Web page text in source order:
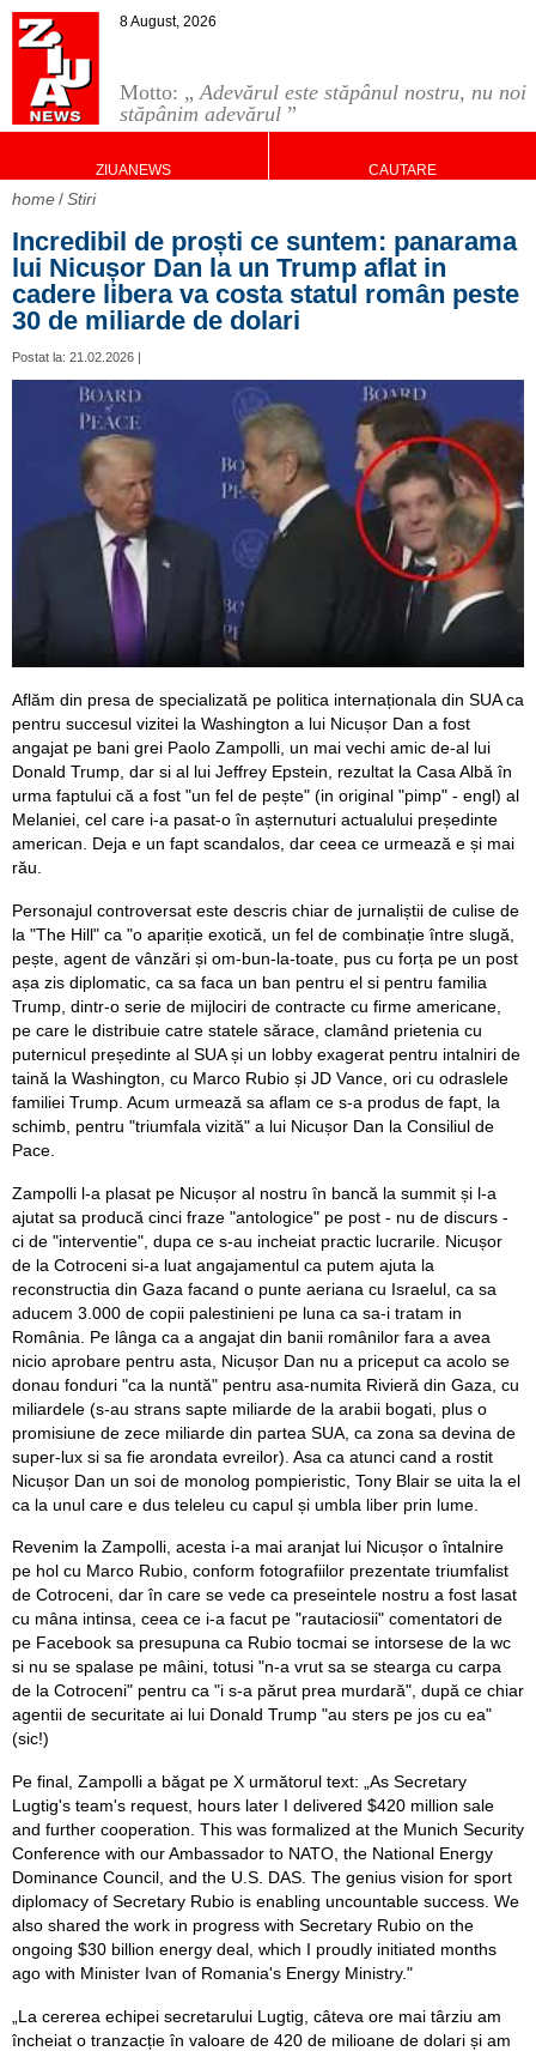
Motto: „Adevărul este stăpânul nostru, nu noi
stăpânim adevărul ”
8 August, 2026
ZIUANEWS CAUTARE
home Stiri
Incredibil de proști ce suntem: panarama
lui Nicușor Dan la un Trump aflat in
cadere libera va costa statul român peste
30 de miliarde de dolari
Postat la: 21.02.2026 |
Aflăm din presa de specializată pe politica internaționala din SUA ca
pentru succesul vizitei la Washington a lui Nicușor Dan a fost
angajat pe bani grei Paolo Zampolli, un mai vechi amic de-al lui
Donald Trump, dar si al lui Jeffrey Epstein, rezultat la Casa Albă în
urma faptului că a fost "un fel de pește" (in original "pimp" - engl) al
Melaniei, cel care i-a pasat-o în așternuturi actualului președinte
american. Deja e un fapt scandalos, dar ceea ce urmează e și mai
rău.
Personajul controversat este descris chiar de jurnaliștii de culise de
la "The Hill" ca "o apariție exotică, un fel de combinație între slugă,
pește, agent de vânzări și om-bun-la-toate, pus cu forța pe un post
așa zis diplomatic, ca sa faca un ban pentru el si pentru familia
Trump, dintr-o serie de mijlociri de contracte cu firme americane,
pe care le distribuie catre statele sărace, clamând prietenia cu
puternicul președinte al SUA și un lobby exagerat pentru intalniri de
taină la Washington, cu Marco Rubio și JD Vance, ori cu odraslele
familiei Trump. Acum urmează sa aflam ce s-a produs de fapt, la
schimb, pentru "triumfala vizită" a lui Nicușor Dan la Consiliul de
Pace.
Zampolli l-a plasat pe Nicușor al nostru în bancă la summit și l-a
ajutat sa producă cinci fraze "antologice" pe post - nu de discurs -
ci de "interventie", dupa ce s-au incheiat practic lucrarile. Nicușor
de la Cotroceni si-a luat angajamentul ca putem ajuta la
reconstructia din Gaza facand o punte aeriana cu Israelul, ca sa
aducem 3.000 de copii palestinieni pe luna ca sa-i tratam in
România. Pe lânga ca a angajat din banii românilor fara a avea
nicio aprobare pentru asta, Nicușor Dan nu a priceput ca acolo se
donau fonduri "ca la nuntă" pentru asa-numita Rivieră din Gaza, cu
miliardele (s-au strans sapte miliarde de la arabii bogati, plus o
promisiune de zece miliarde din partea SUA, ca zona sa devina de
super-lux si sa fie arondata evreilor). Asa ca atunci cand a rostit
Nicușor Dan un soi de monolog pompieristic, Tony Blair se uita la el
ca la unul care e dus teleleu cu capul și umbla liber prin lume.
Revenim la Zampolli, acesta i-a mai aranjat lui Nicușor o întalnire
pe hol cu Marco Rubio, conform fotografiilor prezentate triumfalist
de Cotroceni, dar în care se vede ca preseintele nostru a fost lasat
cu mâna intinsa, ceea ce i-a facut pe "rautaciosii" comentatori de
pe Facebook sa presupuna ca Rubio tocmai se intorsese de la wc
si nu se spalase pe mâini, totusi "n-a vrut sa se stearga cu carpa
de la Cotroceni" pentru ca "i s-a părut prea murdară", după ce chiar
agentii de securitate ai lui Donald Trump "au sters pe jos cu ea"
(sic!)
Pe final, Zampolli a băgat pe X următorul text: „As Secretary
Lugtig's team's request, hours later I delivered $420 million sale
and further cooperation. This was formalized at the Munich Security
Conference with our Ambassador to NATO, the National Energy
Dominance Council, and the U.S. DAS. The genius vision for sport
diplomacy of Secretary Rubio is enabling uncountable success. We
also shared the work in progress with Secretary Rubio on the
ongoing $30 billion energy deal, which I proudly initiated months
ago with Minister Ivan of Romania's Energy Ministry."
„La cererea echipei secretarului Lugtig, câteva ore mai târziu am
încheiat o tranzacție în valoare de 420 de milioane de dolari și am